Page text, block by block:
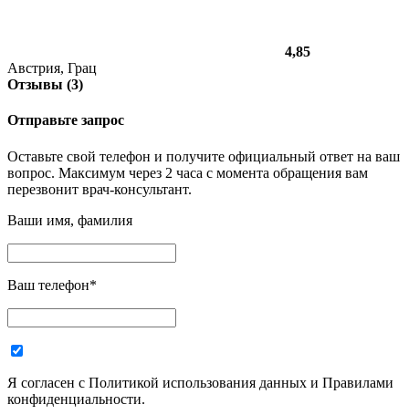
4,85
Австрия, Грац
Отзывы (3)
Отправьте запрос
Оставьте свой телефон и получите официальный ответ на ваш
вопрос. Максимум через 2 часа с момента обращения вам
перезвонит врач-консультант.
Ваши имя, фамилия
Ваш телефон*
Я согласен с Политикой использования данных и Правилами
конфиденциальности.